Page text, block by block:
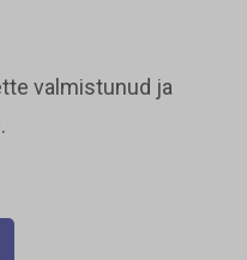
valmistunud ja